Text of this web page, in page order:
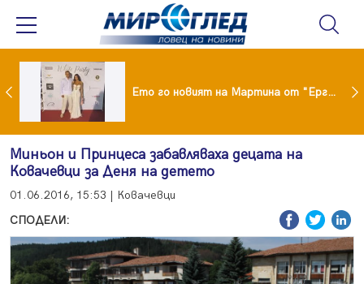
И Ники Кънчев се разведе тайно като Геро Ето го новият на Мартина от "Ергенът"
Миньон и Принцеса забавляваха децата на
Ковачевци за Деня на детето
01.06.2016, 15:53 | Ковачевци
СПОДЕЛИ: